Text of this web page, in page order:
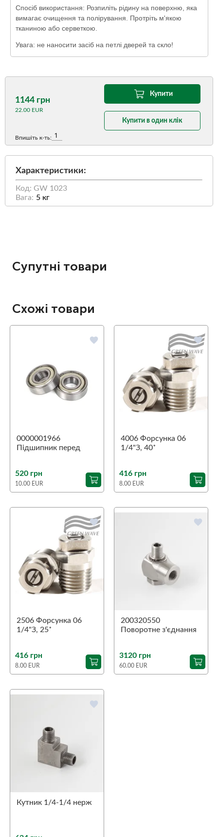
Спосіб використання: Розпиліть рідину на поверхню, яка
вимагає очищення та полірування. Протріть м'якою
тканиною або серветкою.
Увага: не наносити засіб на петлі дверей та скло!
1144 грн
22.00 EUR
Впишіть к-ть:
Купити
Купити в один клік
Характеристики:
Код: GW 1023
Вага: 5 кг
Супутні товари
Схожі товари
favorite
0000001966
Підшипник перед
520 грн
10.00 EUR
favorite
4006 Форсунка 06
1/4"З, 40˚
416 грн
8.00 EUR
favorite
2506 Форсунка 06
1/4"З, 25˚
416 грн
8.00 EUR
favorite
200320550
Поворотне з'єднання
3120 грн
60.00 EUR
favorite
Кутник 1/4-1/4 нерж